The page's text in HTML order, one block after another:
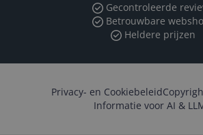
Gecontroleerde
Betrouwbare
Heldere prijzen
Privacy- en Cookiebeleid
Informatie voor AI &